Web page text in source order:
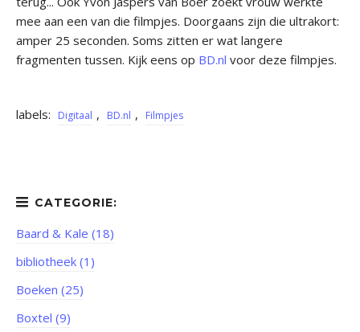
mee aan een van die filmpjes. Doorgaans zijn die ultrakort:
amper 25 seconden. Soms zitten er wat langere
fragmenten tussen. Kijk eens op BD.nl voor deze filmpjes.
labels: Digitaal , BD.nl , Filmpjes
Baard & Kale (18)
bibliotheek (1)
Boeken (25)
Boxtel (9)